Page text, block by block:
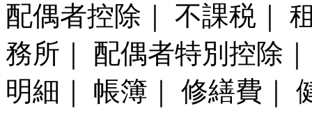
配偶者控除｜ 不課税｜
務所｜ 配偶者特別控除
明細｜ 帳簿｜ 修繕費｜